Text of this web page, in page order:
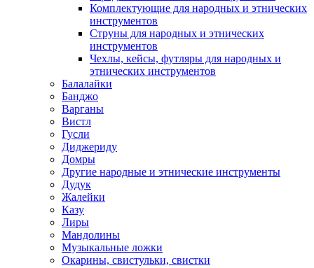
Комплектующие для народных и этнических
инструментов
Струны для народных и этнических
инструментов
Чехлы, кейсы, футляры для народных и
этнических инструментов
Балалайки
Банджо
Варганы
Вистл
Гусли
Диджериду
Домры
Другие народные и этнические инструменты
Дудук
Жалейки
Казу
Лиры
Мандолины
Музыкальные ложки
Окарины, свистульки, свистки